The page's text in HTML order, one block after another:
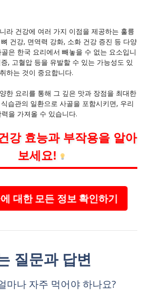
라 건강에 여러 가지 이점을 제공하는 훌륭
건강, 면역력 강화, 소화 건강 증진 등 다양
은 한국 요리에서 빼놓을 수 없는 요소입니
, 고혈압 등을 유발할 수 있는 가능성도 있
하는 것이 중요합니다.
한 요리를 통해 그 깊은 맛과 장점을 최대한
습관의 일환으로 사골을 포함시키면, 우리
을 가져올 수 있습니다.
강 효능과 부작용을 알아
보세요!
대한 모든 정보 확인하기
질문과 답변
마나 자주 먹어야 하나요?